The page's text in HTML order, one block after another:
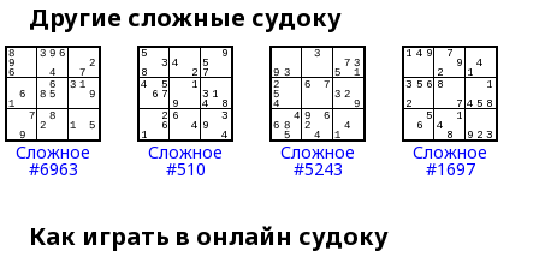
Другие сложные судоку
Сложное
#6963
Сложное
#510
Сложное
#5243
Сложное
#1697
Как играть в онлайн судоку